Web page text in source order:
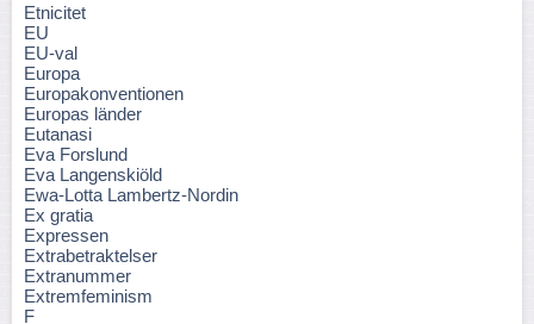
Etnicitet
EU
EU-val
Europa
Europakonventionen
Europas länder
Eutanasi
Eva Forslund
Eva Langenskiöld
Ewa-Lotta Lambertz-Nordin
Ex gratia
Expressen
Extrabetraktelser
Extranummer
Extremfeminism
F